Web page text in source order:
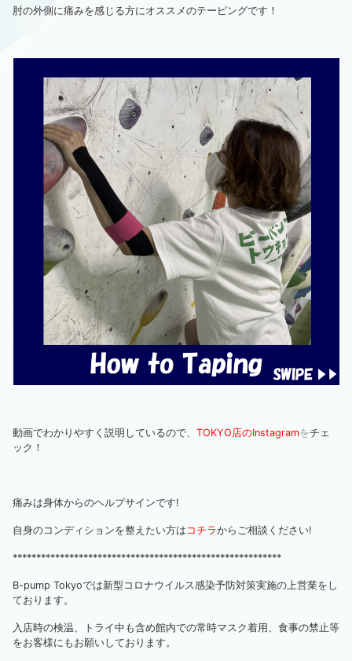
肘の外側に痛みを感じる方にオススメのテーピングです！
動画でわかりやすく説明しているので、 TOKYO店のInstagramをチェ
ック！
痛みは身体からのヘルプサインです!
自身のコンディションを整えたい方は コチラからご相談ください!
*********************************************************
B-pump Tokyoでは新型コロナウイルス感染予防対策実施の上営業をし
ております。
入店時の検温、トライ中も含め館内での常時マスク着用、食事の禁止等
をお客様にもお願いしております。